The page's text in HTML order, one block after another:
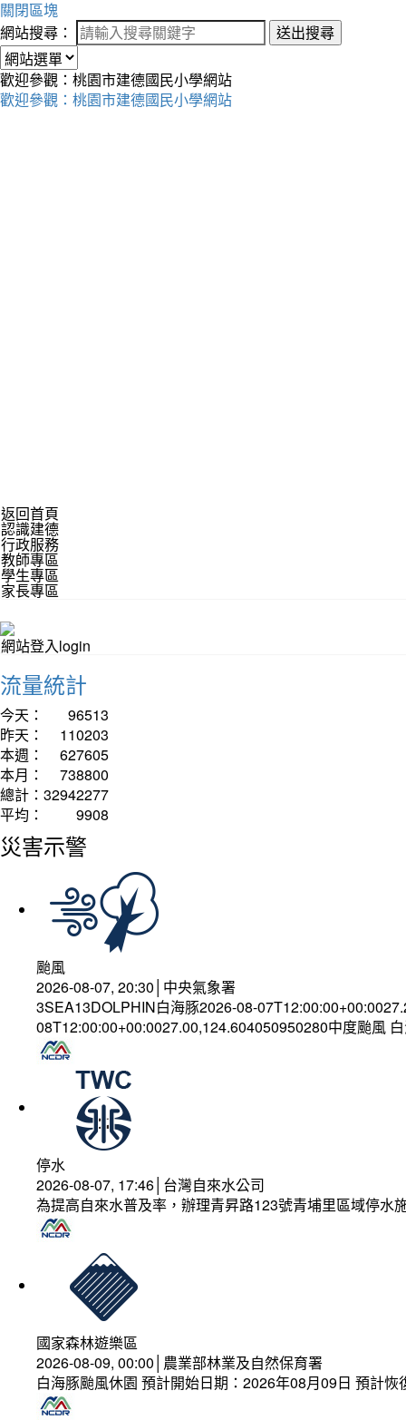
關閉區塊
網站搜尋：
送出搜尋
歡迎參觀：桃園市建德國民小學網站
歡迎參觀：桃園市建德國民小學網站
返回首頁
認識建德
行政服務
教師專區
學生專區
家長專區
網站登入login
流量統計
今天：
96513
昨天：
110203
本週：
627605
本月：
738800
總計： 32942277
平均：
9908
災害示警
颱風
2026-08-07, 20:30│中央氣象署
3SEA13DOLPHIN白海豚2026-08-
08T12:00:00+00:0027.00,124.604050950280中度颱風
停水
2026-08-07, 17:46│台灣自來水公司
為提高自來水普及率，辦理青昇路123號青埔里區域停水
國家森林遊樂區
2026-08-09, 00:00│農業部林業及自然保育署
白海豚颱風休園 預計開始日期：2026年08月09日 預計